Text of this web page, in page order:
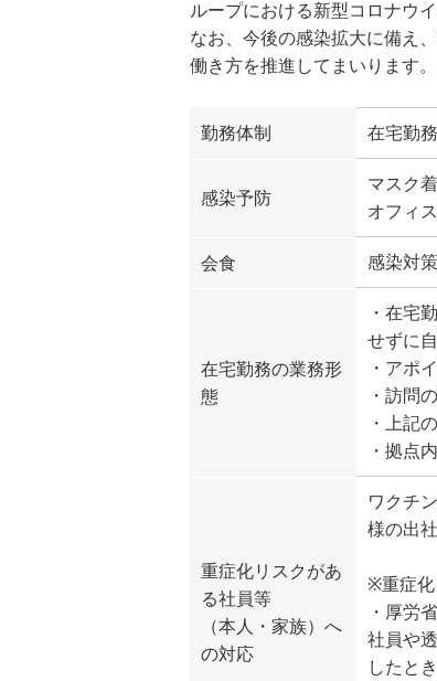
ループにおける新型コロナウ
なお、今後の感染拡大に備え
働き方を推進してまいります。
勤務体制 在宅勤
感染予防
マスク
オフィ
会食 感染対
在宅勤務の業務形
態
・在宅
せずに
・アポ
・訪問
・上記
・拠点
重症化リスクがあ
る社員等
（本人・家族）へ
の対応
ワクチ
様の出
※重症化
・厚労
社員や
したと